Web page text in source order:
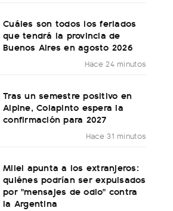
Cuáles son todos los feriados
que tendrá la provincia de
Buenos Aires en agosto 2026
Hace 24 minutos
Tras un semestre positivo en
Alpine, Colapinto espera la
confirmación para 2027
Hace 31 minutos
Milei apunta a los extranjeros:
quiénes podrían ser expulsados
por "mensajes de odio" contra
la Argentina